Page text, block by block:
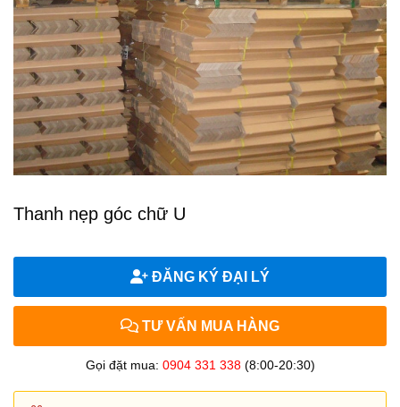
Thanh nẹp góc chữ U
ĐĂNG KÝ ĐẠI LÝ
TƯ VẤN MUA HÀNG
Gọi đặt mua: 0904 331 338(8:00-20:30)